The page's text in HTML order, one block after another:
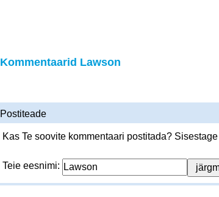
Kommentaarid Lawson
Postiteade
Kas Te soovite kommentaari postitada?
Teie eesnimi: